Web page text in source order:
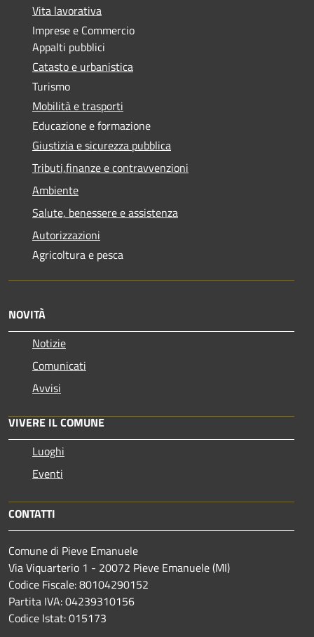
Vita lavorativa
Imprese e Commercio
Appalti pubblici
Catasto e urbanistica
Turismo
Mobilità e trasporti
Educazione e formazione
Giustizia e sicurezza pubblica
Tributi,finanze e contravvenzioni
Ambiente
Salute, benessere e assistenza
Autorizzazioni
Agricoltura e pesca
NOVITÀ
Notizie
Comunicati
Avvisi
VIVERE IL COMUNE
Luoghi
Eventi
CONTATTI
Comune di Pieve Emanuele
Via Viquarterio 1 - 20072 Pieve Emanuele (MI)
Codice Fiscale: 80104290152
Partita IVA: 04239310156
Codice Istat: 015173